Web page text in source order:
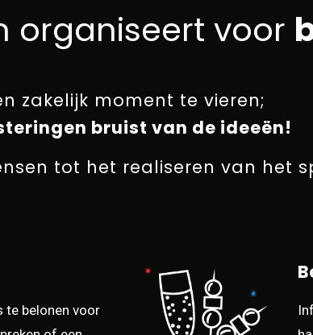
organiseert voor
zakelijk moment te vieren;
bruist van de ideeën!
tot het realiseren van het
te belonen voor